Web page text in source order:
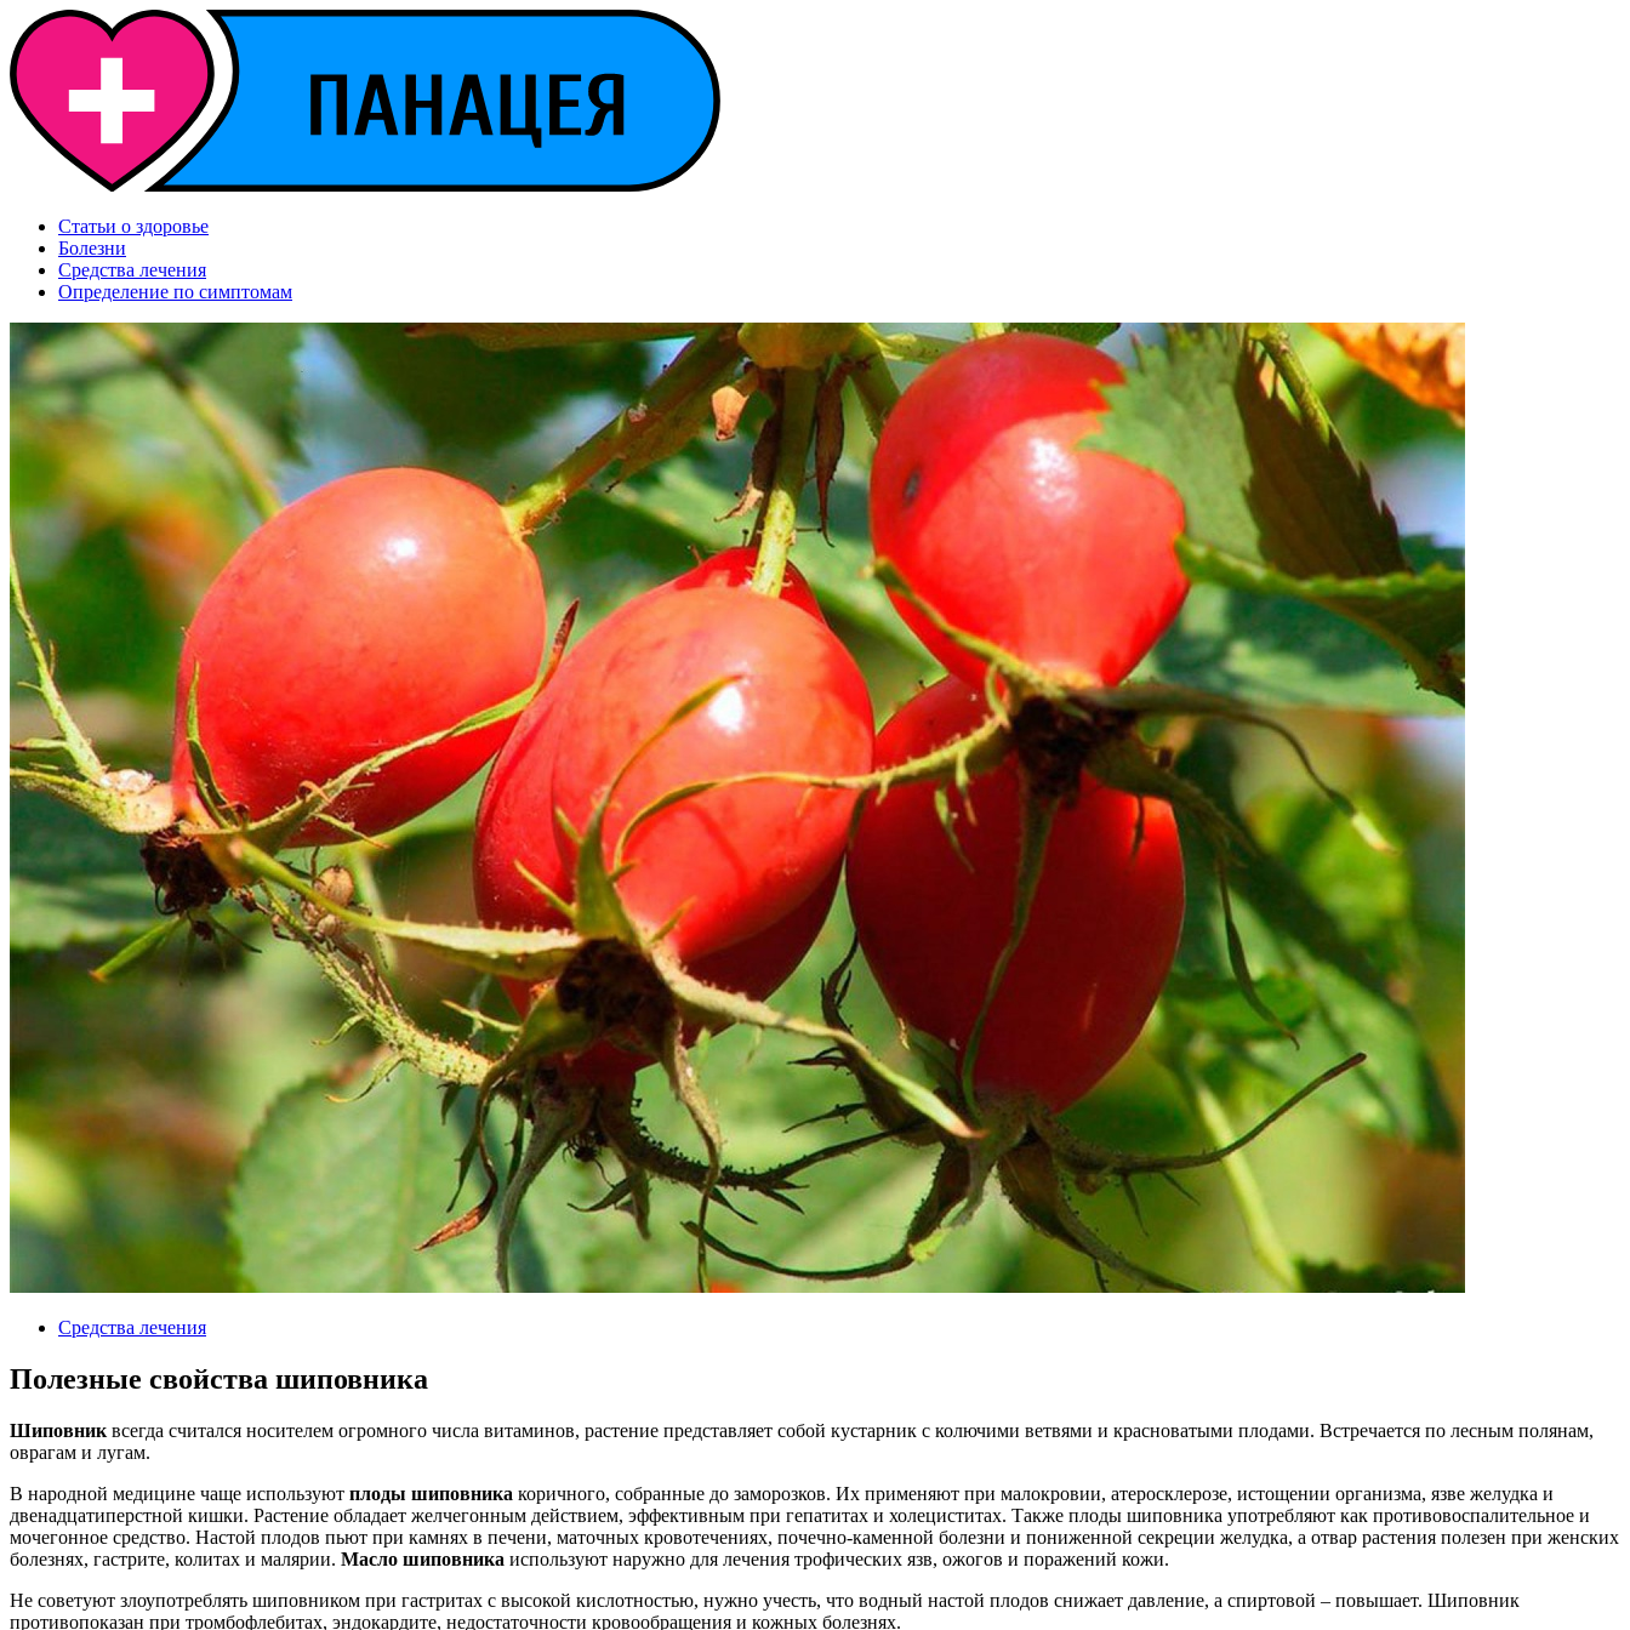
Статьи о здоровье
Болезни
Средства лечения
Определение по симптомам
Средства лечения
Полезные свойства шиповника
Шиповник всегда считался носителем огромного числа витаминов, растение представляет собой кустарник с колючими ветвями и красноватыми плодами. Встречается по лесным полянам,
оврагам и лугам.
В народной медицине чаще используют плоды шиповника коричного, собранные до заморозков. Их применяют при малокровии, атеросклерозе, истощении организма, язве желудка и
двенадцатиперстной кишки. Растение обладает желчегонным действием, эффективным при гепатитах и холециститах. Также плоды шиповника употребляют как противовоспалительное и
мочегонное средство. Настой плодов пьют при камнях в печени, маточных кровотечениях, почечно-каменной болезни и пониженной секреции желудка, а отвар растения полезен при женских
болезнях, гастрите, колитах и малярии. Масло шиповника используют наружно для лечения трофических язв, ожогов и поражений кожи.
Не советуют злоупотреблять шиповником при гастритах с высокой кислотностью, нужно учесть, что водный настой плодов снижает давление, а спиртовой – повышает. Шиповник
противопоказан при тромбофлебитах, эндокардите, недостаточности кровообращения и кожных болезнях.